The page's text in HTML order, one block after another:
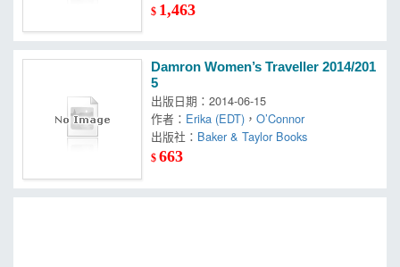
$ 1,463
Damron Women’s Traveller 2014/201
5
出版日期：2014-06-15
作者： Erika (EDT) ，O’Connor
出版社： Baker & Taylor Books
$663